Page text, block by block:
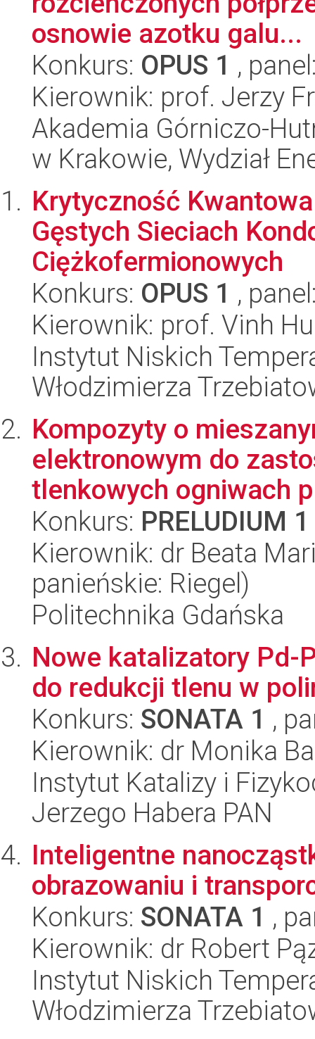
osnowie azotku galu...
Konkurs: OPUS 1 ,
Kierownik: prof. Jerzy
Akademia Górniczo-
w Krakowie, Wydział
Krytyczność
Gęstych Sieciach
Ciężkofermionowych
Konkurs: OPUS 1 ,
Kierownik: prof. Vinh
Instytut Niskich
Włodzimierza
Kompozyty o
elektronowym do
tlenkowych ogniwach
Konkurs: PRELUDIUM 1
Kierownik: dr Beata
panieńskie: Riegel)
Politechnika Gdańska
Nowe katalizatory Pd-
do redukcji tlenu w
Konkurs: SONATA 1 ,
Kierownik: dr Monika
Instytut Katalizy i
Jerzego Habera PAN
Inteligentne
obrazowaniu i
Konkurs: SONATA 1 ,
Kierownik: dr Robert
Instytut Niskich
Włodzimierza